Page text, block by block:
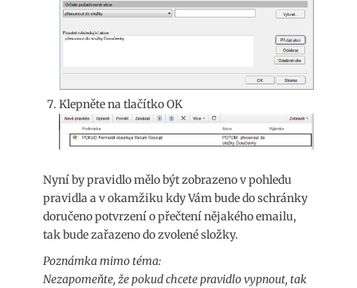
Klepněte na tlačítko OK
Nyní by pravidlo mělo být zobrazeno v pohledu
pravidla a v okamžiku kdy Vám bude do schránky
doručeno potvrzení o přečtení nějakého emailu,
tak bude zařazeno do zvolené složky.
Poznámka mimo téma:
Nezapomeňte, že pokud chcete pravidlo vypnout, tak